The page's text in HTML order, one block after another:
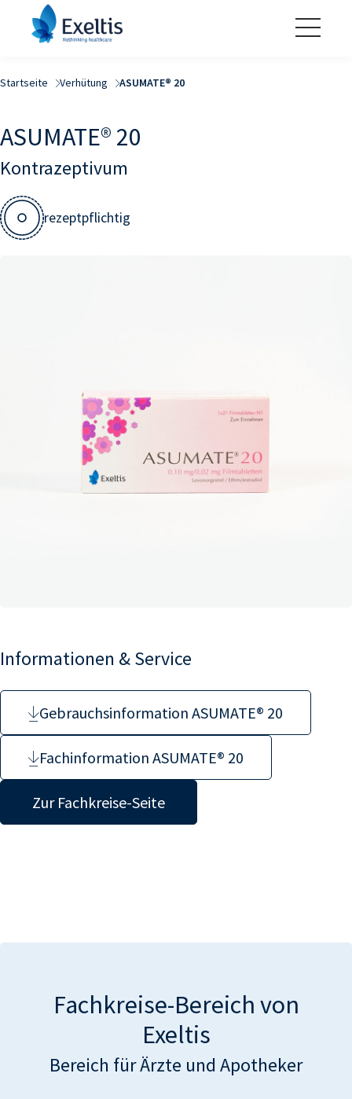
Startseite Verhütung ASUMATE® 20
ASUMATE® 20
Kontrazeptivum
rezeptpflichtig
Informationen & Service
Gebrauchsinformation ASUMATE® 20
Fachinformation ASUMATE® 20
Zur Fachkreise-Seite
Fachkreise-Bereich von
Exeltis
Bereich für Ärzte und Apotheker